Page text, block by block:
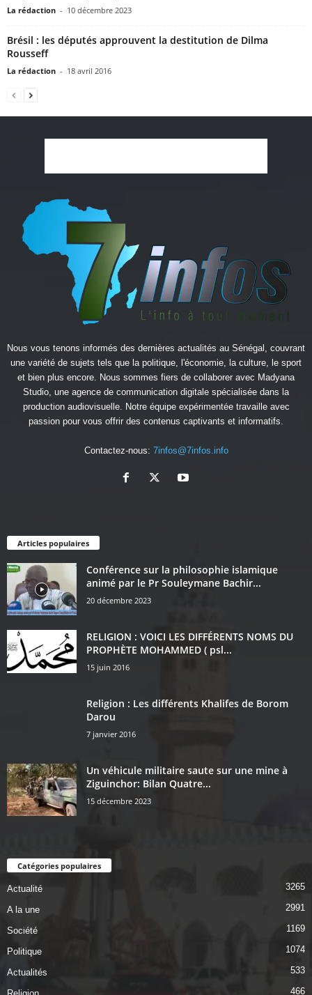
La rédaction - 10 décembre 2023
Brésil : les députés approuvent la destitution de Dilma
Rousseff
La rédaction - 18 avril 2016
Nous vous tenons informés des dernières actualités au Sénégal, couvrant
une variété de sujets tels que la politique, l'économie, la culture, le sport
et bien plus encore. Nous sommes fiers de collaborer avec Madyana
Studio, une agence de communication digitale spécialisée dans la
production audiovisuelle. Notre équipe expérimentée travaille avec
passion pour vous offrir des contenus captivants et informatifs.
Contactez-nous: 7infos@7infos.info
Articles populaires
Conférence sur la philosophie islamique
animé par le Pr Souleymane Bachir...
20 décembre 2023
RELIGION : VOICI LES DIFFÉRENTS NOMS DU
PROPHÈTE MOHAMMED ( psl...
15 juin 2016
Religion : Les différents Khalifes de Borom
Darou
7 janvier 2016
Un véhicule militaire saute sur une mine à
Ziguinchor: Bilan Quatre...
15 décembre 2023
Catégories populaires
Actualité 3265
A la une 2991
Société 1169
Politique 1074
Actualités 533
466